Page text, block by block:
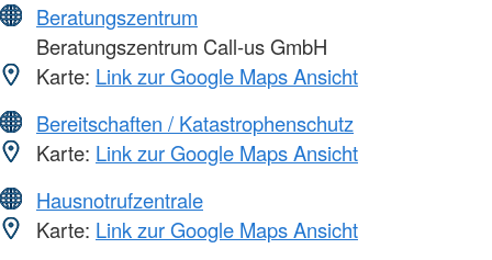
Beratungszentrum
Beratungszentrum Call-us GmbH
Karte: Link zur Google Maps Ansicht
Bereitschaften / Katastrophenschutz
Karte: Link zur Google Maps Ansicht
Hausnotrufzentrale
Karte: Link zur Google Maps Ansicht